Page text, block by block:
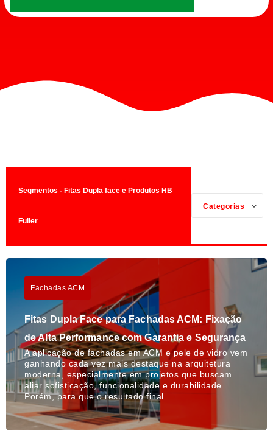
Segmentos - Fitas Dupla face e Produtos HB
Fuller
Categorias
Fachadas ACM
Fitas Dupla Face para Fachadas ACM: Fixação
de Alta Performance com Garantia e Segurança
A aplicação de fachadas em ACM e pele de vidro vem
ganhando cada vez mais destaque na arquitetura
moderna, especialmente em projetos que buscam
aliar sofisticação, funcionalidade e durabilidade.
Porém, para que o resultado final…